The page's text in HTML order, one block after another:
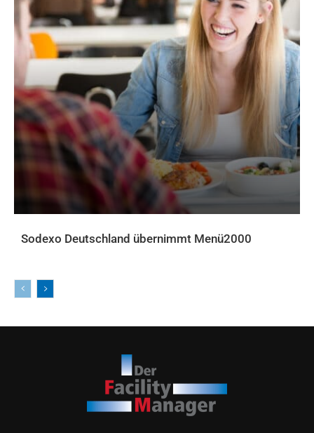
Sodexo Deutschland übernimmt Menü2000